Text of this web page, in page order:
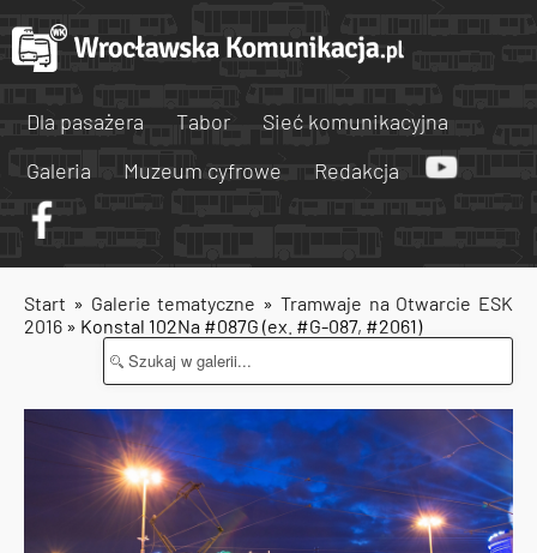
Dla pasażera Tabor
Sieć komunikacyjna
Galeria
Muzeum cyfrowe Redakcja
Start » Galerie tematyczne » Tramwaje na Otwarcie ESK
2016 » Konstal 102Na #087G (ex. #G-087, #2061)